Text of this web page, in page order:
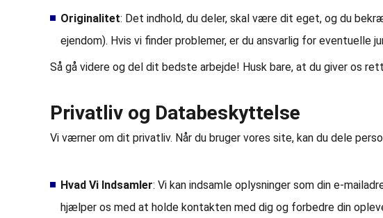
Originalitet: Det indhold, du deler, skal være dit eget, og du
ejendom). Hvis vi finder problemer, er du ansvarlig for eventuelle
Så gå videre og del dit bedste arbejde! Husk bare, at du giver os
Privatliv og Databeskyttelse
Vi værner om dit privatliv. Når du bruger vores site, kan du dele
Hvad Vi Indsamler: Vi kan indsamle oplysninger som din e-
hjælper os med at holde kontakten med dig og forbedre din